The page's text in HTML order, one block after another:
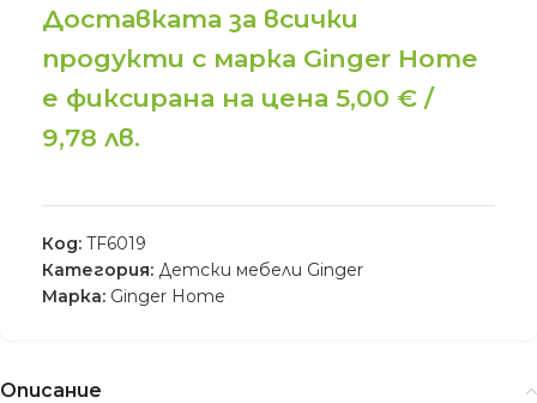
Доставката за всички
продукти с марка Ginger Home
е фиксирана на цена 5,00 € /
9,78 лв.
Код: TF6019
Категория: Детски мебели Ginger
Марка: Ginger Home
Описание